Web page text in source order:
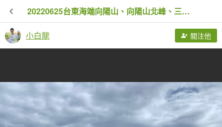
20220625台東海端向陽山、向陽山北峰、三叉山、嘉明湖
小白龍 關注他